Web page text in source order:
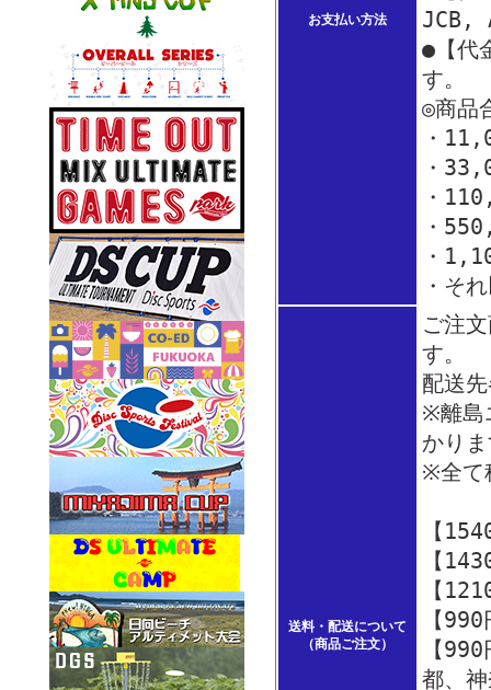
お支払い方法
JCB,
●【代
す。
◎商品
・
・
・
・
・
・そ
送料・配送について
（商品ご注文）
ご注
す。
配送
※離島
かり
※全て
【
【
【
【
【
都、